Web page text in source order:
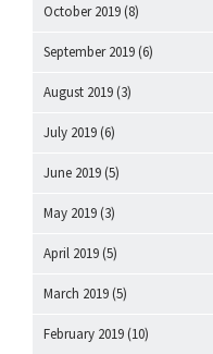
October 2019 (8)
September 2019 (6)
August 2019 (3)
July 2019 (6)
June 2019 (5)
May 2019 (3)
April 2019 (5)
March 2019 (5)
February 2019 (10)